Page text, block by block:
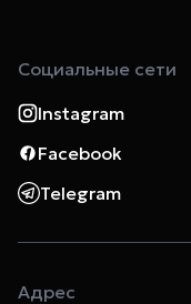
Социальные сети
Instagram
Facebook
Telegram
Адрес